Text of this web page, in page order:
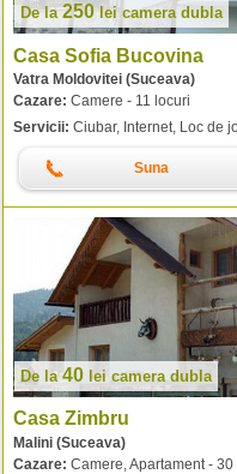
De la250leicamera dubla
Casa Sofia Bucovina
Vatra Moldovitei (Suceava)
Cazare: Camere - 11 locuri
Servicii: Ciubar, Internet, Loc de
Suna
De la40 lei camera dubla
Casa Zimbru
Malini (Suceava)
Cazare: Camere, Apartament - 30